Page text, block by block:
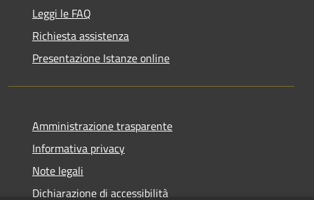
Leggi le FAQ
Richiesta assistenza
Presentazione Istanze online
Amministrazione trasparente
Informativa privacy
Note legali
Dichiarazione di accessibilità